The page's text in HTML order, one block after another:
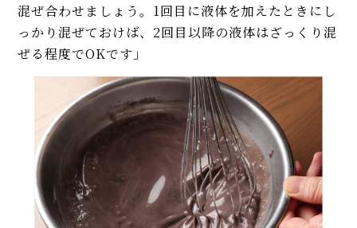
混ぜ合わせましょう。1回目に液体を加えたときにし
っかり混ぜておけば、2回目以降の液体はざっくり混
ぜる程度でOKです」